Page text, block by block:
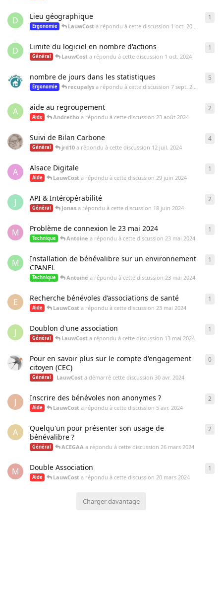
D Lieu géographique
Ergonomie LauwCost a répondu à cette discussion 1 oct. 2024
1
D Limite du logiciel en nombre d'actions
Général LauwCost a répondu à cette discussion 1 oct. 2024
1
nombre de jours dans les statistiques
Ergonomie recupalys a répondu à cette discussion7 sept. 2024
5
A aide au regroupement
Aide Andretho a répondu à cette discussion23 août 2024
2
Suivi de Bilan Carbone
Général jrd10 a répondu à cette discussion 12 juil. 2024
4
A Alsace Digitale
Aide LauwCost a répondu à cette discussion29 juin 2024
1
J API & Intéropérabilité
Général Jonas a répondu à cette discussion 18 juin 2024
2
M Problème de connexion le 23 mai 2024
Technique Antoine a répondu à cette discussion23 mai 2024
1
M
Installation de bénévalibre sur un environnement
CPANEL
Technique Antoine a répondu à cette discussion23 mai 2024
1
E Recherche bénévoles d’associations de santé
Aide LauwCost a répondu à cette discussion23 mai 2024
1
J Doublon d'une association
Général LauwCost a répondu à cette discussion 13 mai 2024
1
Pour en savoir plus sur le compte d'engagement
citoyen (CEC)
Général LauwCost a démarré cette discussion30 avr. 2024
0
J Inscrire des bénévoles non anonymes ?
Aide LauwCost a répondu à cette discussion 5 avr. 2024
2
A
Quelqu'un pour présenter son usage de
bénévalibre ?
Général ACEGAA a répondu à cette discussion26 mars 2024
2
M Double Association
Aide LauwCost a répondu à cette discussion20 mars 2024
1
Charger davantage